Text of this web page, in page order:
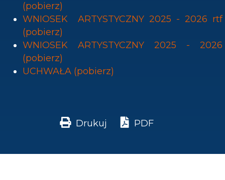
(pobierz)
WNIOSEK ARTYSTYCZNY 2025 - 2026 rtf
(pobierz)
WNIOSEK ARTYSTYCZNY 2025 - 2026
(pobierz)
UCHWAŁA (pobierz)
Drukuj PDF